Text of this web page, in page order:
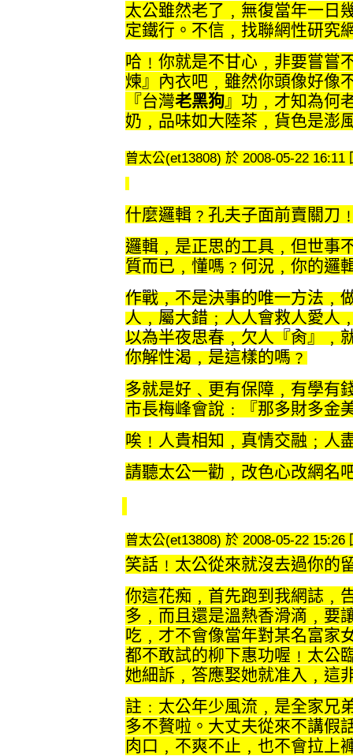
太公雖然老了﹐無復當年一日
定鐵行。不信﹐找聯網性研究
哈﹗你就是不甘心﹐非要嘗嘗
煉』內衣吧﹐雖然你頭像好像
『台灣老黑狗』功﹐才知為何
奶﹐品味如大陸茶﹐貨色是澎
曾太公(et13808) 於 2008-05-22 16:11
什麼邏輯﹖孔夫子面前賣關刀
邏輯﹐是正思的工具﹐但世事
質而已﹐懂嗎﹖何況﹐你的邏
作戰﹐不是決事的唯一方法﹐
人﹐屬大錯﹔人人會救人愛人
以為半夜思春﹐欠人『肏』﹐
你解性渴﹐是這樣的嗎﹖
多就是好﹑更有保障﹐有學有
市長梅峰會說﹕『那多財多金
唉﹗人貴相知﹐真情交融﹔人
請聽太公一勸﹐改色心改網名
曾太公(et13808) 於 2008-05-22 15:26
笑話﹗太公從來就沒去過你的
你這花痴﹐首先跑到我網誌﹐
多﹐而且還是溫熱香滑滴﹐要
吃﹐才不會像當年對某名富家
都不敢試的柳下惠功喔﹗太公
她細訴﹐答應娶她就准入﹐這
註﹕太公年少風流﹐是全家兄
多不贅啦。大丈夫從來不講假
肉口﹐不爽不止﹐也不會拉上